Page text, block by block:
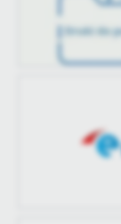
treści w postaci